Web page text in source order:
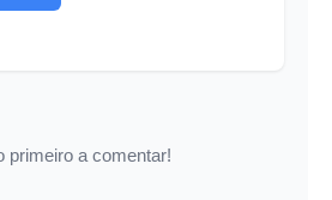
primeiro a comentar!